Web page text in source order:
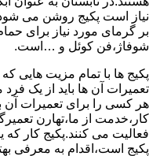
نیاز است پکیج روشن می
بر گرمای مورد نیاز برای
شوفاژ،فن کوئل و …است.
پکیج ها با تمام مزیت هایی
تعمیرات آن ها باید از یک
هر کسی را برای تعمیرات آن
کار،خدمت از ما،تهارن
فعالیت می کنند.پکیج کار که
پکیج است،اقدام به معرفی